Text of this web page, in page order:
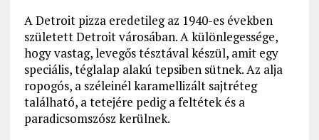
A Detroit pizza eredetileg az 1940-es években
született Detroit városában. A különlegessége,
hogy vastag, levegős tésztával készül, amit egy
speciális, téglalap alakú tepsiben sütnek. Az alja
ropogós, a széleinél karamellizált sajtréteg
található, a tetejére pedig a feltétek és a
paradicsomszósz kerülnek.